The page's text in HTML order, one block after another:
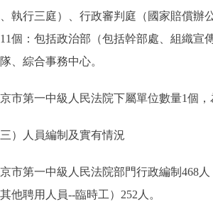
執行三庭）、行政審判庭（國家賠償辦
個：包括政治部（包括幹部處、組織
、綜合事務中心。
第一中級人民法院下屬單位數量1個，
人員編制及實有情況
第一中級人民法院部門行政編制468人
他聘用人員--臨時工）252人。